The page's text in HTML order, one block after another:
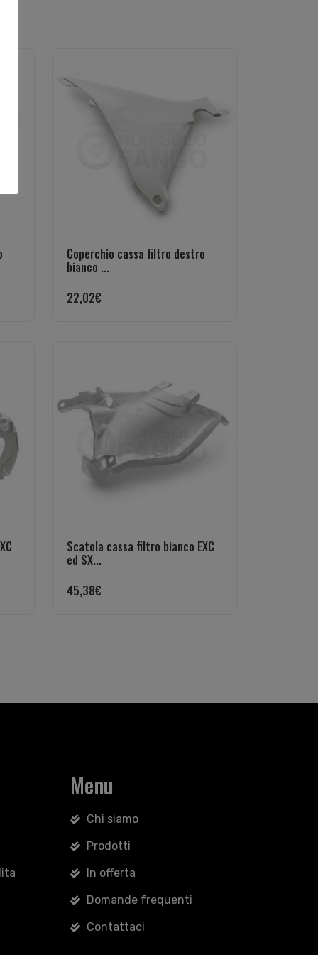
Coperchio cassa filtro destro
bianco ...
22,02€
Scatola cassa filtro bianco EXC
ed SX...
45,38€
Menu
Chi siamo
Prodotti
In offerta
Domande frequenti
Contattaci